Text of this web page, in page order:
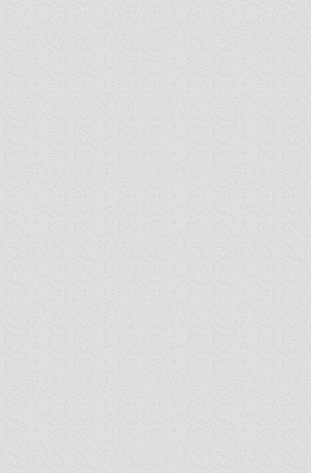
IN MEMORIAM
PLÉBÁNIÁK
ÉSZAKI ESPERESSÉG
KÖZPONTI ESPERESSÉG
DÉLI ESPERESSÉG
ARCHÍVUM
ARCHÍV ÉLETKÉPEK
SZINÓDUS
ORGANIGRAMMA
PÜSPÖKI DEKRÉTUM
ZSINATI IMA
ZSINAT MOTTÓJA, LOGÓJA
ZSINATI IRODA
KOORDINÁLÓ BIZOTTSÁG
ZSINATI TAGOK
MUNKADOKUMENTUMOK
ZSINATI HÍREK-ÚJSÁG
PASZTORÁLSZOCIOLÓGIAI FELMÉRÉS
KISKORÚAK VÉDELME
„GYERMEKVÉDELMI” KIHÍVÁSOK KÁNONJOGI